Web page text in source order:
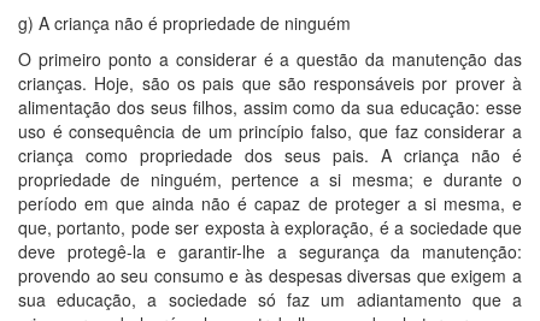
g) A criança não é propriedade de ninguém
O primeiro ponto a considerar é a questão da manutenção das
crianças. Hoje, são os pais que são responsáveis por prover à
alimentação dos seus filhos, assim como da sua educação: esse
uso é consequência de um princípio falso, que faz considerar a
criança como propriedade dos seus pais. A criança não é
propriedade de ninguém, pertence a si mesma; e durante o
período em que ainda não é capaz de proteger a si mesma, e
que, portanto, pode ser exposta à exploração, é a sociedade que
deve protegê-la e garantir-lhe a segurança da manutenção:
provendo ao seu consumo e às despesas diversas que exigem a
sua educação, a sociedade só faz um adiantamento que a